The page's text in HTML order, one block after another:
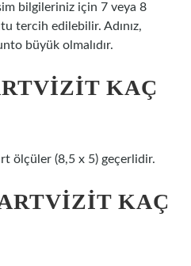
bilgileriniz için 7 veya 8
tercih edilebilir. Adınız,
büyük olmalıdır.
KAÇ
ölçüler (8,5 x 5) geçerlidir.
KAÇ